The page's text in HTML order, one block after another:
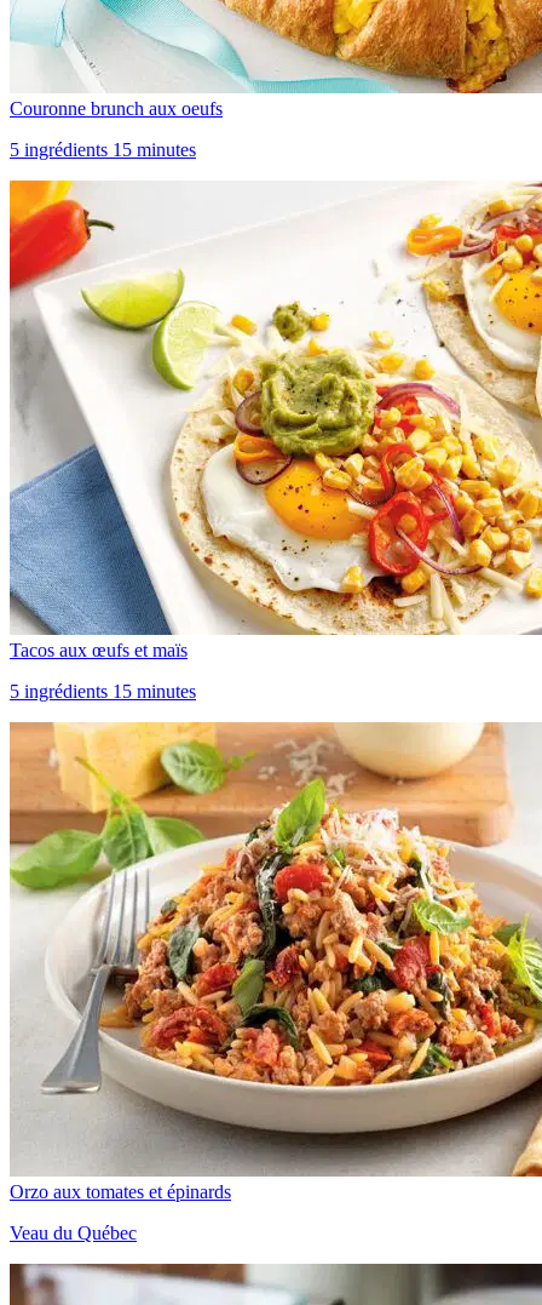
Couronne brunch aux oeufs
5 ingrédients 15 minutes
Tacos aux œufs et maïs
5 ingrédients 15 minutes
Orzo aux tomates et épinards
Veau du Québec